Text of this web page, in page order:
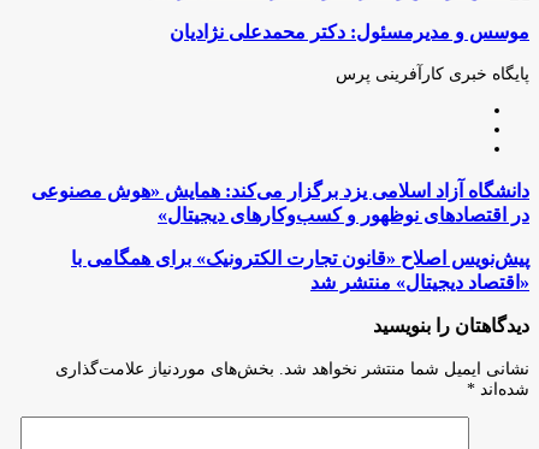
از
ایمیل
موسس و مدیرمسئول: دکتر محمدعلی نژادیان
پایگاه خبری کارآفرینی پرس
دانشگاه
آزاد
اسلامی
یزد
برگزار
می‌کند:
همایش
«هوش
در
اقتصادهای
دانشگاه آزاد اسلامی یزد برگزار می‌کند: همایش «هوش مصنوعی
در اقتصادهای نوظهور و کسب‌وکارهای دیجیتال»
پیش‌نویس
اصلاح
«قانون
تجارت
الکترونیک»
برای
همگامی
با
پیش‌نویس اصلاح «قانون تجارت الکترونیک» برای همگامی با
«اقتصاد دیجیتال» منتشر شد
دیدگاهتان را بنویسید
نشانی ایمیل شما منتشر نخواهد شد.
بخش‌های موردنیاز علامت‌گذاری
شده‌اند *